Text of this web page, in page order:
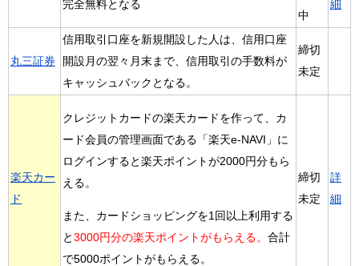
完全無料となる
中
細
丸三証券
信用取引口座を新規開設した人は、信用口座
開設月の翌々月末まで、信用取引の手数料が
キャッシュバックとなる。
締切
未定
楽天カー
ド
クレジットカードの楽天カードを作って、カ
ード会員の管理画面である「楽天e-NAVI」に
ログインすると楽天ポイントが2000円分もら
える。
また、カードショッピングを1回以上利用する
と 3000円分の楽天ポイントがもらえる。 合計
で5000ポイントがもらえる。
締切
未定
詳
細